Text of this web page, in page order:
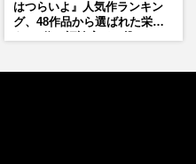
はつらいよ』人気作ランキン
グ、48作品から選ばれた栄え